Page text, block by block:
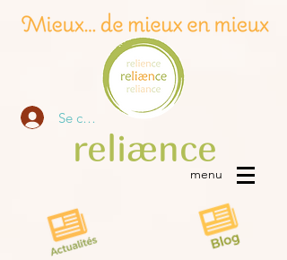
Se connecter
reliænce
menu